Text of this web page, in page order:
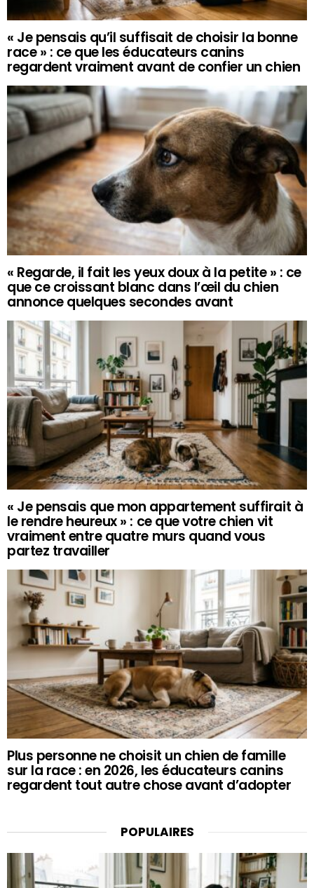
« Je pensais qu’il suffisait de choisir la bonne
race » : ce que les éducateurs canins
regardent vraiment avant de confier un chien
« Regarde, il fait les yeux doux à la petite » : ce
que ce croissant blanc dans l’œil du chien
annonce quelques secondes avant
« Je pensais que mon appartement suffirait à
le rendre heureux » : ce que votre chien vit
vraiment entre quatre murs quand vous
partez travailler
Plus personne ne choisit un chien de famille
sur la race : en 2026, les éducateurs canins
regardent tout autre chose avant d’adopter
POPULAIRES